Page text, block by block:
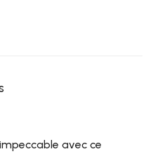
avec ce